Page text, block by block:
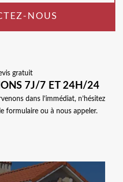
NOUS
7J/7 ET 24H/24
dans l’immédiat, n’hésitez
formulaire ou à nous appeler.